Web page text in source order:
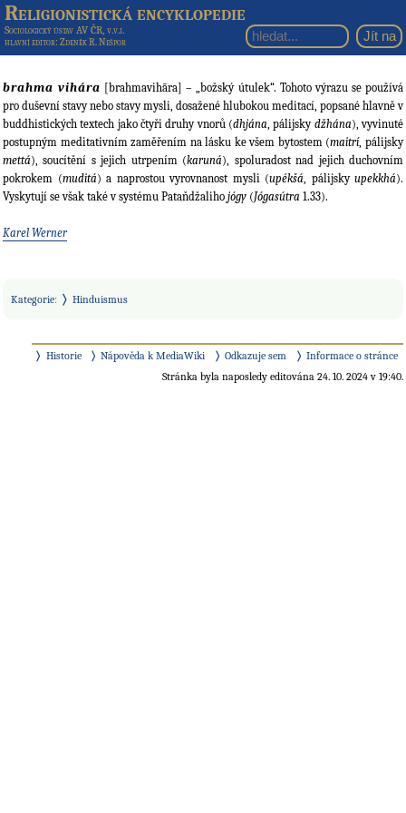
Religionistická encyklopedie
Sociologický ústav AV ČR, v.v.i.
hlavní editor: Zdeněk R. Nešpor
brahma vihára [brahmavihāra] – „božský útulek“. Tohoto výrazu se používá
pro duševní stavy nebo stavy mysli, dosažené hlubokou meditací, popsané hlavně v
buddhistických textech jako čtyři druhy vnorů (dhjána, pálijsky džhána), vyvinuté
postupným meditativním zaměřením na lásku ke všem bytostem (maitrí, pálijsky
mettá), soucítění s jejich utrpením (karuná), spoluradost nad jejich duchovním
pokrokem (muditá) a naprostou vyrovnanost mysli (upékšá, pálijsky upekkhá).
Vyskytují se však také v systému Pataňdžaliho jógy (Jógasútra 1.33).
Karel Werner
Kategorie: Hinduismus
Historie Nápověda k MediaWiki Odkazuje sem
Informace o stránce
Stránka byla naposledy editována 24. 10. 2024 v 19:40.